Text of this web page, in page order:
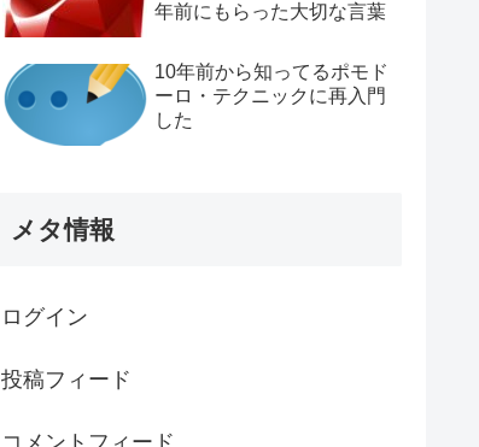
年前にもらった大切な言葉
10年前から知ってるポモド
ーロ・テクニックに再入門
した
メタ情報
ログイン
投稿フィード